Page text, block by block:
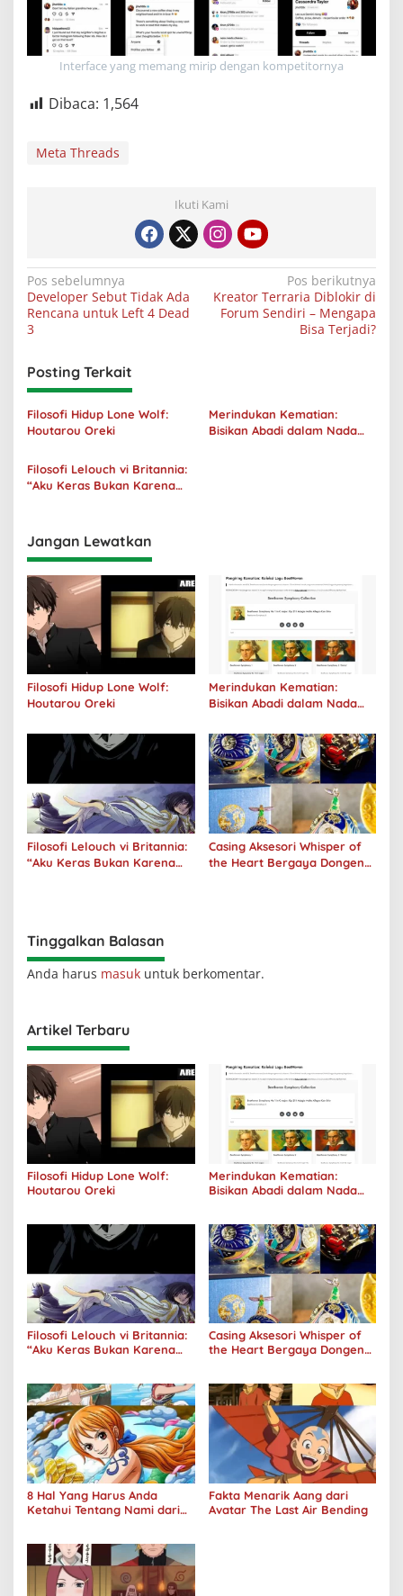
Interface yang memang mirip dengan kompetitornya
Dibaca: 1,564
Meta Threads
Ikuti Kami
Navigasi
pos
Pos sebelumnya
Developer Sebut Tidak Ada
Rencana untuk Left 4 Dead
3
Pos berikutnya
Kreator Terraria Diblokir di
Forum Sendiri – Mengapa
Bisa Terjadi?
Posting Terkait
Filosofi Hidup Lone Wolf:
Houtarou Oreki
Merindukan Kematian:
Bisikan Abadi dalam Nada
Filosofi Lelouch vi Britannia:
“Aku Keras Bukan Karena
Jangan Lewatkan
Filosofi Hidup Lone Wolf:
Houtarou Oreki
Merindukan Kematian:
Bisikan Abadi dalam Nada
Filosofi Lelouch vi Britannia:
“Aku Keras Bukan Karena
Casing Aksesori Whisper of
the Heart Bergaya Dongeng
Tinggalkan Balasan
Anda harus masuk untuk berkomentar.
Artikel Terbaru
Filosofi Hidup Lone Wolf:
Houtarou Oreki
Merindukan Kematian:
Bisikan Abadi dalam Nada
Filosofi Lelouch vi Britannia:
“Aku Keras Bukan Karena
Casing Aksesori Whisper of
the Heart Bergaya Dongeng
8 Hal Yang Harus Anda
Ketahui Tentang Nami dari
Fakta Menarik Aang dari
Avatar The Last Air Bending